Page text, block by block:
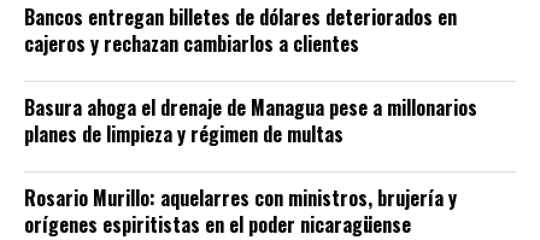
Bancos entregan billetes de dólares deteriorados en
cajeros y rechazan cambiarlos a clientes
Basura ahoga el drenaje de Managua pese a millonarios
planes de limpieza y régimen de multas
Rosario Murillo: aquelarres con ministros, brujería y
orígenes espiritistas en el poder nicaragüense